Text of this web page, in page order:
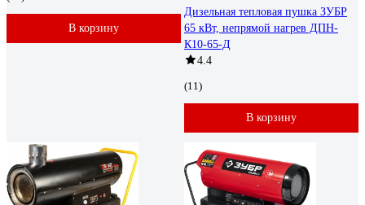
В корзину
Дизельная тепловая пушка ЗУБР
65 кВт, непрямой нагрев ДПН-
К10-65-Д
4.4
(11)
В корзину